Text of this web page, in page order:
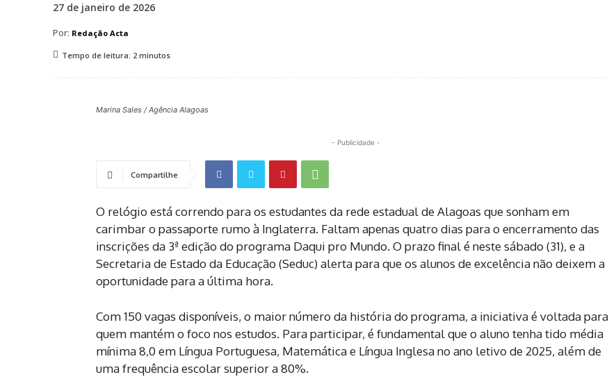
27 de janeiro de 2026
Por: Redação Acta
Tempo de leitura: 2 minutos
Marina Sales / Agência Alagoas
- Publicidade -
Compartilhe
O relógio está correndo para os estudantes da rede estadual de Alagoas que sonham em
carimbar o passaporte rumo à Inglaterra. Faltam apenas quatro dias para o encerramento das
inscrições da 3ª edição do programa Daqui pro Mundo. O prazo final é neste sábado (31), e a
Secretaria de Estado da Educação (Seduc) alerta para que os alunos de excelência não deixem a
oportunidade para a última hora.
Com 150 vagas disponíveis, o maior número da história do programa, a iniciativa é voltada para
quem mantém o foco nos estudos. Para participar, é fundamental que o aluno tenha tido média
mínima 8,0 em Língua Portuguesa, Matemática e Língua Inglesa no ano letivo de 2025, além de
uma frequência escolar superior a 80%.